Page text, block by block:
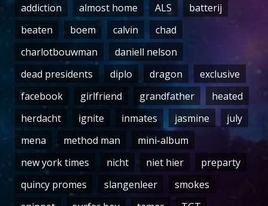
addiction almost home ALS
batterij
beaten
boem calvin
chad
charlotbouwman
daniell nelson
dead presidents
diplo dragon
exclusive
facebook
girlfriend grandfather
heated
herdacht
ignite inmates jasmine
july
mena
method man
mini-album
new york times
nicht niet hier
preparty
quincy promes
slangenleer
smokes